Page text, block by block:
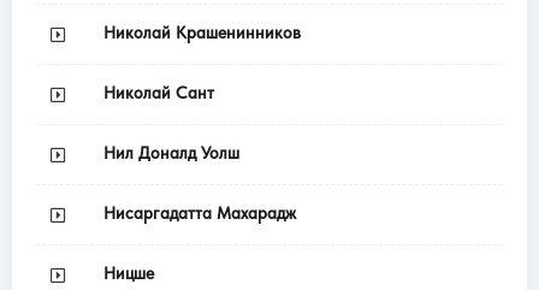
Николай Крашенинников
Николай Сант
Нил Доналд Уолш
Нисаргадатта Махарадж
Ницше